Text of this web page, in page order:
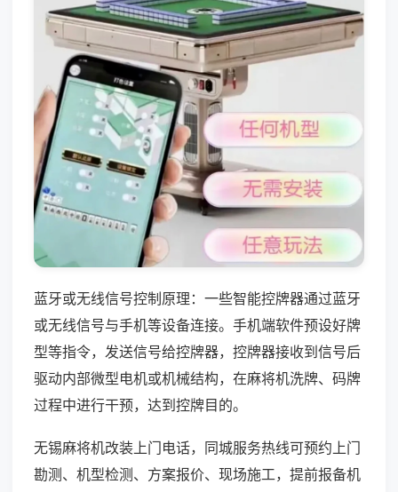
蓝牙或无线信号控制原理：一些智能控牌器通过蓝牙
或无线信号与手机等设备连接。手机端软件预设好牌
型等指令，发送信号给控牌器，控牌器接收到信号后
驱动内部微型电机或机械结构，在麻将机洗牌、码牌
过程中进行干预，达到控牌目的。
无锡麻将机改装上门电话，同城服务热线可预约上门
勘测、机型检测、方案报价、现场施工，提前报备机